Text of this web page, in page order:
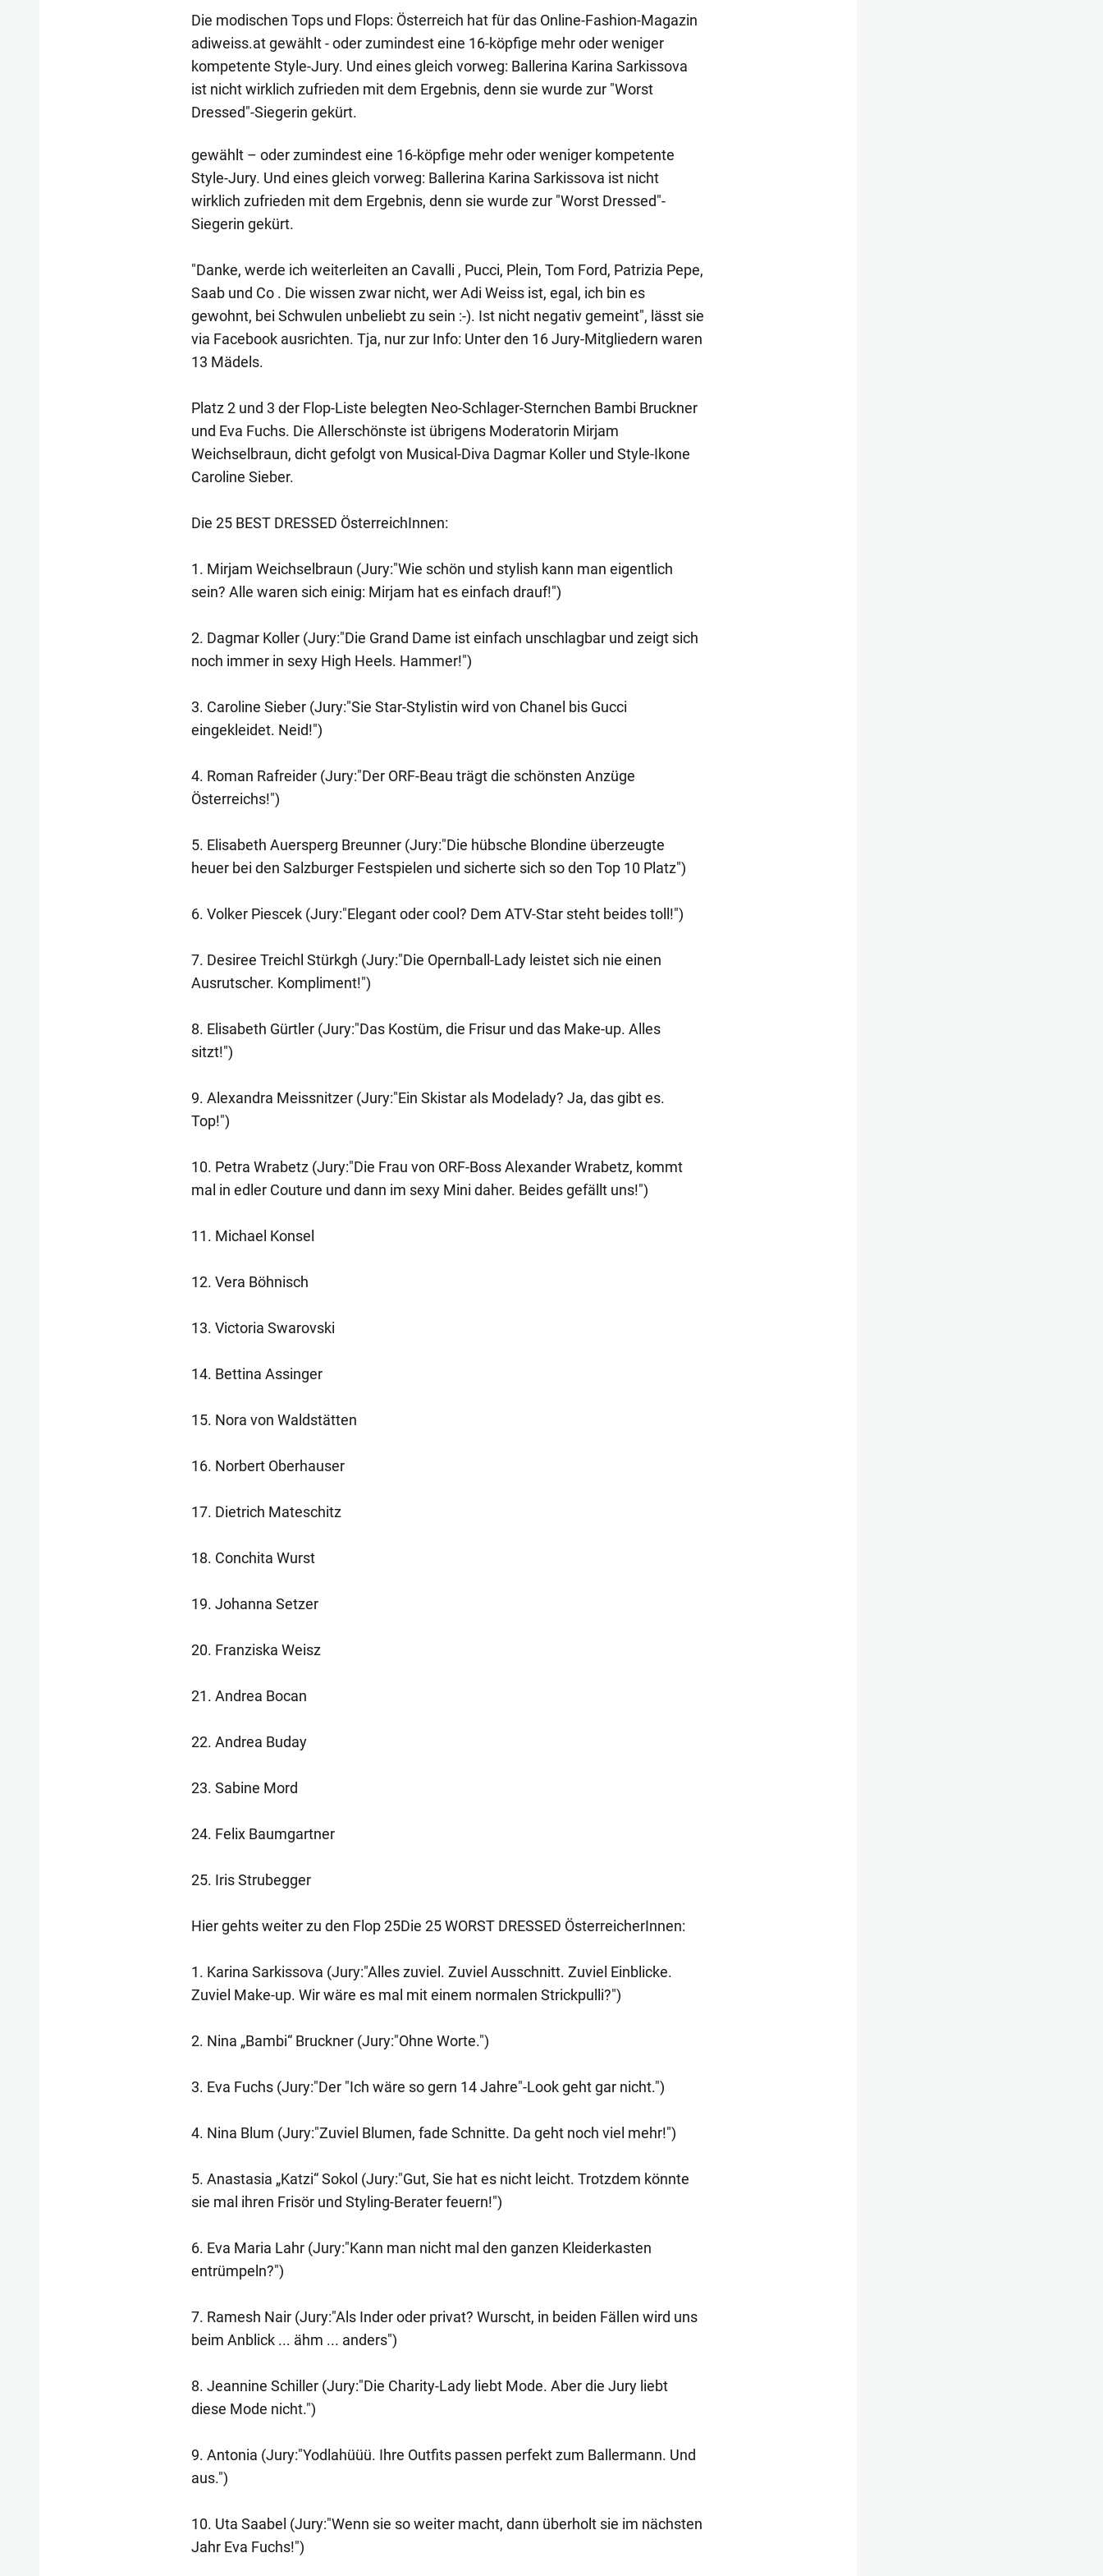
Die modischen Tops und Flops: Österreich hat für das Online-Fashion-Magazin
adiweiss.at gewählt - oder zumindest eine 16-köpfige mehr oder weniger
kompetente Style-Jury. Und eines gleich vorweg: Ballerina Karina Sarkissova
ist nicht wirklich zufrieden mit dem Ergebnis, denn sie wurde zur "Worst
Dressed"-Siegerin gekürt.
gewählt – oder zumindest eine 16-köpfige mehr oder weniger kompetente
Style-Jury. Und eines gleich vorweg: Ballerina Karina Sarkissova ist nicht
wirklich zufrieden mit dem Ergebnis, denn sie wurde zur "Worst Dressed"-
Siegerin gekürt.
"Danke, werde ich weiterleiten an Cavalli , Pucci, Plein, Tom Ford, Patrizia Pepe,
Saab und Co . Die wissen zwar nicht, wer Adi Weiss ist, egal, ich bin es
gewohnt, bei Schwulen unbeliebt zu sein :-). Ist nicht negativ gemeint", lässt sie
via Facebook ausrichten. Tja, nur zur Info: Unter den 16 Jury-Mitgliedern waren
13 Mädels.
Platz 2 und 3 der Flop-Liste belegten Neo-Schlager-Sternchen Bambi Bruckner
und Eva Fuchs. Die Allerschönste ist übrigens Moderatorin Mirjam
Weichselbraun, dicht gefolgt von Musical-Diva Dagmar Koller und Style-Ikone
Caroline Sieber.
Die 25 BEST DRESSED ÖsterreichInnen:
1. Mirjam Weichselbraun (Jury:"Wie schön und stylish kann man eigentlich
sein? Alle waren sich einig: Mirjam hat es einfach drauf!")
2. Dagmar Koller (Jury:"Die Grand Dame ist einfach unschlagbar und zeigt sich
noch immer in sexy High Heels. Hammer!")
3. Caroline Sieber (Jury:"Sie Star-Stylistin wird von Chanel bis Gucci
eingekleidet. Neid!")
4. Roman Rafreider (Jury:"Der ORF-Beau trägt die schönsten Anzüge
Österreichs!")
5. Elisabeth Auersperg Breunner (Jury:"Die hübsche Blondine überzeugte
heuer bei den Salzburger Festspielen und sicherte sich so den Top 10 Platz")
6. Volker Piescek (Jury:"Elegant oder cool? Dem ATV-Star steht beides toll!")
7. Desiree Treichl Stürkgh (Jury:"Die Opernball-Lady leistet sich nie einen
Ausrutscher. Kompliment!")
8. Elisabeth Gürtler (Jury:"Das Kostüm, die Frisur und das Make-up. Alles
sitzt!")
9. Alexandra Meissnitzer (Jury:"Ein Skistar als Modelady? Ja, das gibt es.
Top!")
10. Petra Wrabetz (Jury:"Die Frau von ORF-Boss Alexander Wrabetz, kommt
mal in edler Couture und dann im sexy Mini daher. Beides gefällt uns!")
11. Michael Konsel
12. Vera Böhnisch
13. Victoria Swarovski
14. Bettina Assinger
15. Nora von Waldstätten
16. Norbert Oberhauser
17. Dietrich Mateschitz
18. Conchita Wurst
19. Johanna Setzer
20. Franziska Weisz
21. Andrea Bocan
22. Andrea Buday
23. Sabine Mord
24. Felix Baumgartner
25. Iris Strubegger
Hier gehts weiter zu den Flop 25Die 25 WORST DRESSED ÖsterreicherInnen:
1. Karina Sarkissova (Jury:"Alles zuviel. Zuviel Ausschnitt. Zuviel Einblicke.
Zuviel Make-up. Wir wäre es mal mit einem normalen Strickpulli?")
2. Nina „Bambi“ Bruckner (Jury:"Ohne Worte.")
3. Eva Fuchs (Jury:"Der "Ich wäre so gern 14 Jahre"-Look geht gar nicht.")
4. Nina Blum (Jury:"Zuviel Blumen, fade Schnitte. Da geht noch viel mehr!")
5. Anastasia „Katzi“ Sokol (Jury:"Gut, Sie hat es nicht leicht. Trotzdem könnte
sie mal ihren Frisör und Styling-Berater feuern!")
6. Eva Maria Lahr (Jury:"Kann man nicht mal den ganzen Kleiderkasten
entrümpeln?")
7. Ramesh Nair (Jury:"Als Inder oder privat? Wurscht, in beiden Fällen wird uns
beim Anblick ... ähm ... anders")
8. Jeannine Schiller (Jury:"Die Charity-Lady liebt Mode. Aber die Jury liebt
diese Mode nicht.")
9. Antonia (Jury:"Yodlahüüü. Ihre Outfits passen perfekt zum Ballermann. Und
aus.")
10. Uta Saabel (Jury:"Wenn sie so weiter macht, dann überholt sie im nächsten
Jahr Eva Fuchs!")